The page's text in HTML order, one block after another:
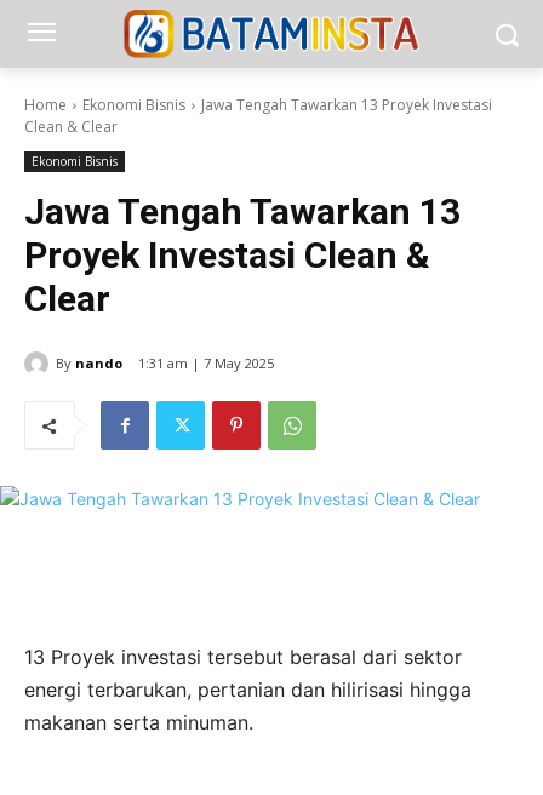
Home Ekonomi Bisnis
Jawa Tengah Tawarkan 13 Proyek Investasi
Clean & Clear
Ekonomi Bisnis
Jawa Tengah Tawarkan 13
Proyek Investasi Clean &
Clear
By nando 1:31 am | 7 May 2025
13 Proyek investasi tersebut berasal dari sektor
energi terbarukan, pertanian dan hilirisasi hingga
makanan serta minuman.